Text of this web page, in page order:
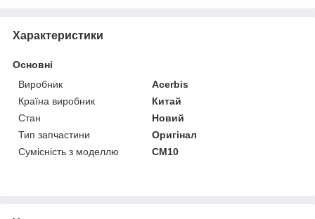
Характеристики
Основні
Виробник
Acerbis
Країна виробник
Китай
Стан
Новий
Тип запчастини
Оригінал
Сумісність з моделлю
CM10